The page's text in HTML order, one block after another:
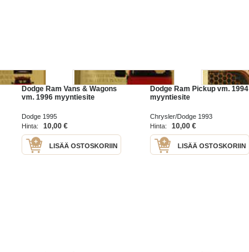
Dodge Ram Vans & Wagons
vm. 1996 myyntiesite
Dodge 1995
Hinta:
10,00 €
LISÄÄ OSTOSKORIIN
Dodge Ram Pickup vm. 1994
myyntiesite
Chrysler/Dodge 1993
Hinta:
10,00 €
LISÄÄ OSTOSKORIIN